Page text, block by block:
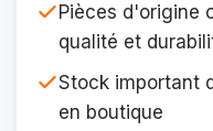
Pièces d'origine
qualité et
Stock important
en boutique